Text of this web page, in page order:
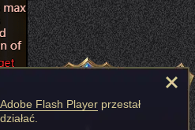
Adobe Flash Player przestał
działać.